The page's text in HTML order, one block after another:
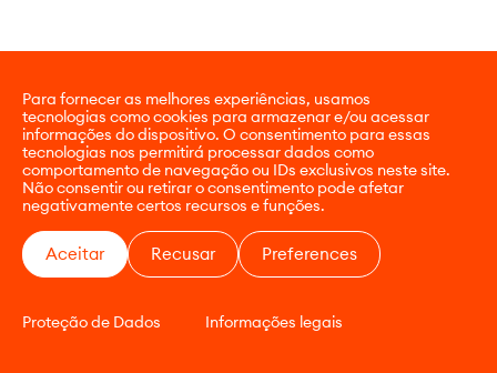
Para fornecer as melhores experiências, usamos
tecnologias como cookies para armazenar e/ou acessar
informações do dispositivo. O consentimento para essas
tecnologias nos permitirá processar dados como
comportamento de navegação ou IDs exclusivos neste site.
Não consentir ou retirar o consentimento pode afetar
negativamente certos recursos e funções.
Aceitar Recusar Preferences
Proteção de Dados Informações legais